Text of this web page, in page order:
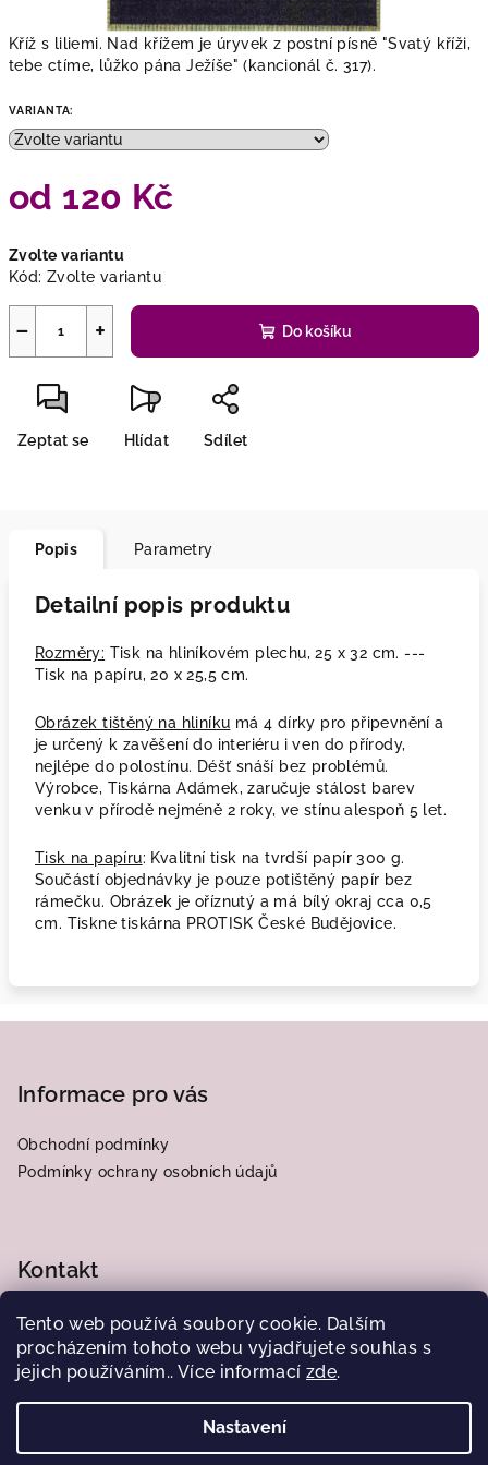
Tento web používá soubory cookie. Dalším
procházením tohoto webu vyjadřujete souhlas s
jejich používáním.. Více informací zde.
Nastavení
Kříž s liliemi. Nad křížem je úryvek z postní písně "Svatý kříži,
tebe ctíme, lůžko pána Ježíše" (kancionál č. 317).
VARIANTA:
od 120 Kč
cena:
Zvolte variantu
Kód: Zvolte variantu
+
− Do košíku
Zeptat se Hlídat Sdílet
Popis Parametry
Detailní popis produktu
Rozměry: Tisk na hliníkovém plechu, 25 x 32 cm. ---
Tisk na papíru, 20 x 25,5 cm.
Obrázek tištěný na hliníku má 4 dírky pro připevnění a
je určený k zavěšení do interiéru i ven do přírody,
nejlépe do polostínu. Déšť snáší bez problémů.
Výrobce, Tiskárna Adámek, zaručuje stálost barev
venku v přírodě nejméně 2 roky, ve stínu alespoň 5 let.
Tisk na papíru: Kvalitní tisk na tvrdší papír 300 g.
Součástí objednávky je pouze potištěný papír bez
rámečku. Obrázek je oříznutý a má bílý okraj cca 0,5
cm. Tiskne tiskárna PROTISK České Budějovice.
Informace pro vás
Obchodní podmínky
Podmínky ochrany osobních údajů
Kontakt
frantiska.j@centrum.cz
776564185